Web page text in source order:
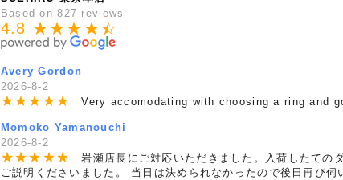
Based on 827 reviews
4.8 ★★★★★
☆
Avery Gordon
2026-8-2
★★★ ★★ Very accomodating with choosing a ring and
Momoko Yamanouchi
2026-8-2
★★★ ★★
岩瀬店長にご対応いただきました。入荷したての
ご説明くださいました。 当日は決められなかったので後日再び